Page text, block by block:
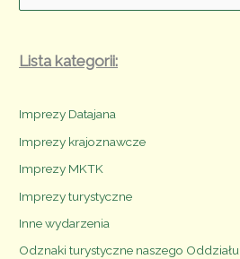
y
z
:
Lista kategorii:
Imprezy Datajana
Imprezy krajoznawcze
Imprezy MKTK
Imprezy turystyczne
Inne wydarzenia
Odznaki turystyczne naszego Oddziału